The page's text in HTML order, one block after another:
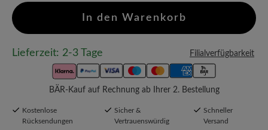
In den Warenkorb
Lieferzeit: 2-3 Tage Filialverfügbarkeit
BÄR-Kauf auf Rechnung ab Ihrer 2. Bestellung
Kostenlose
Rücksendungen
Sicher &
Vertrauenswürdig
Schneller
Versand